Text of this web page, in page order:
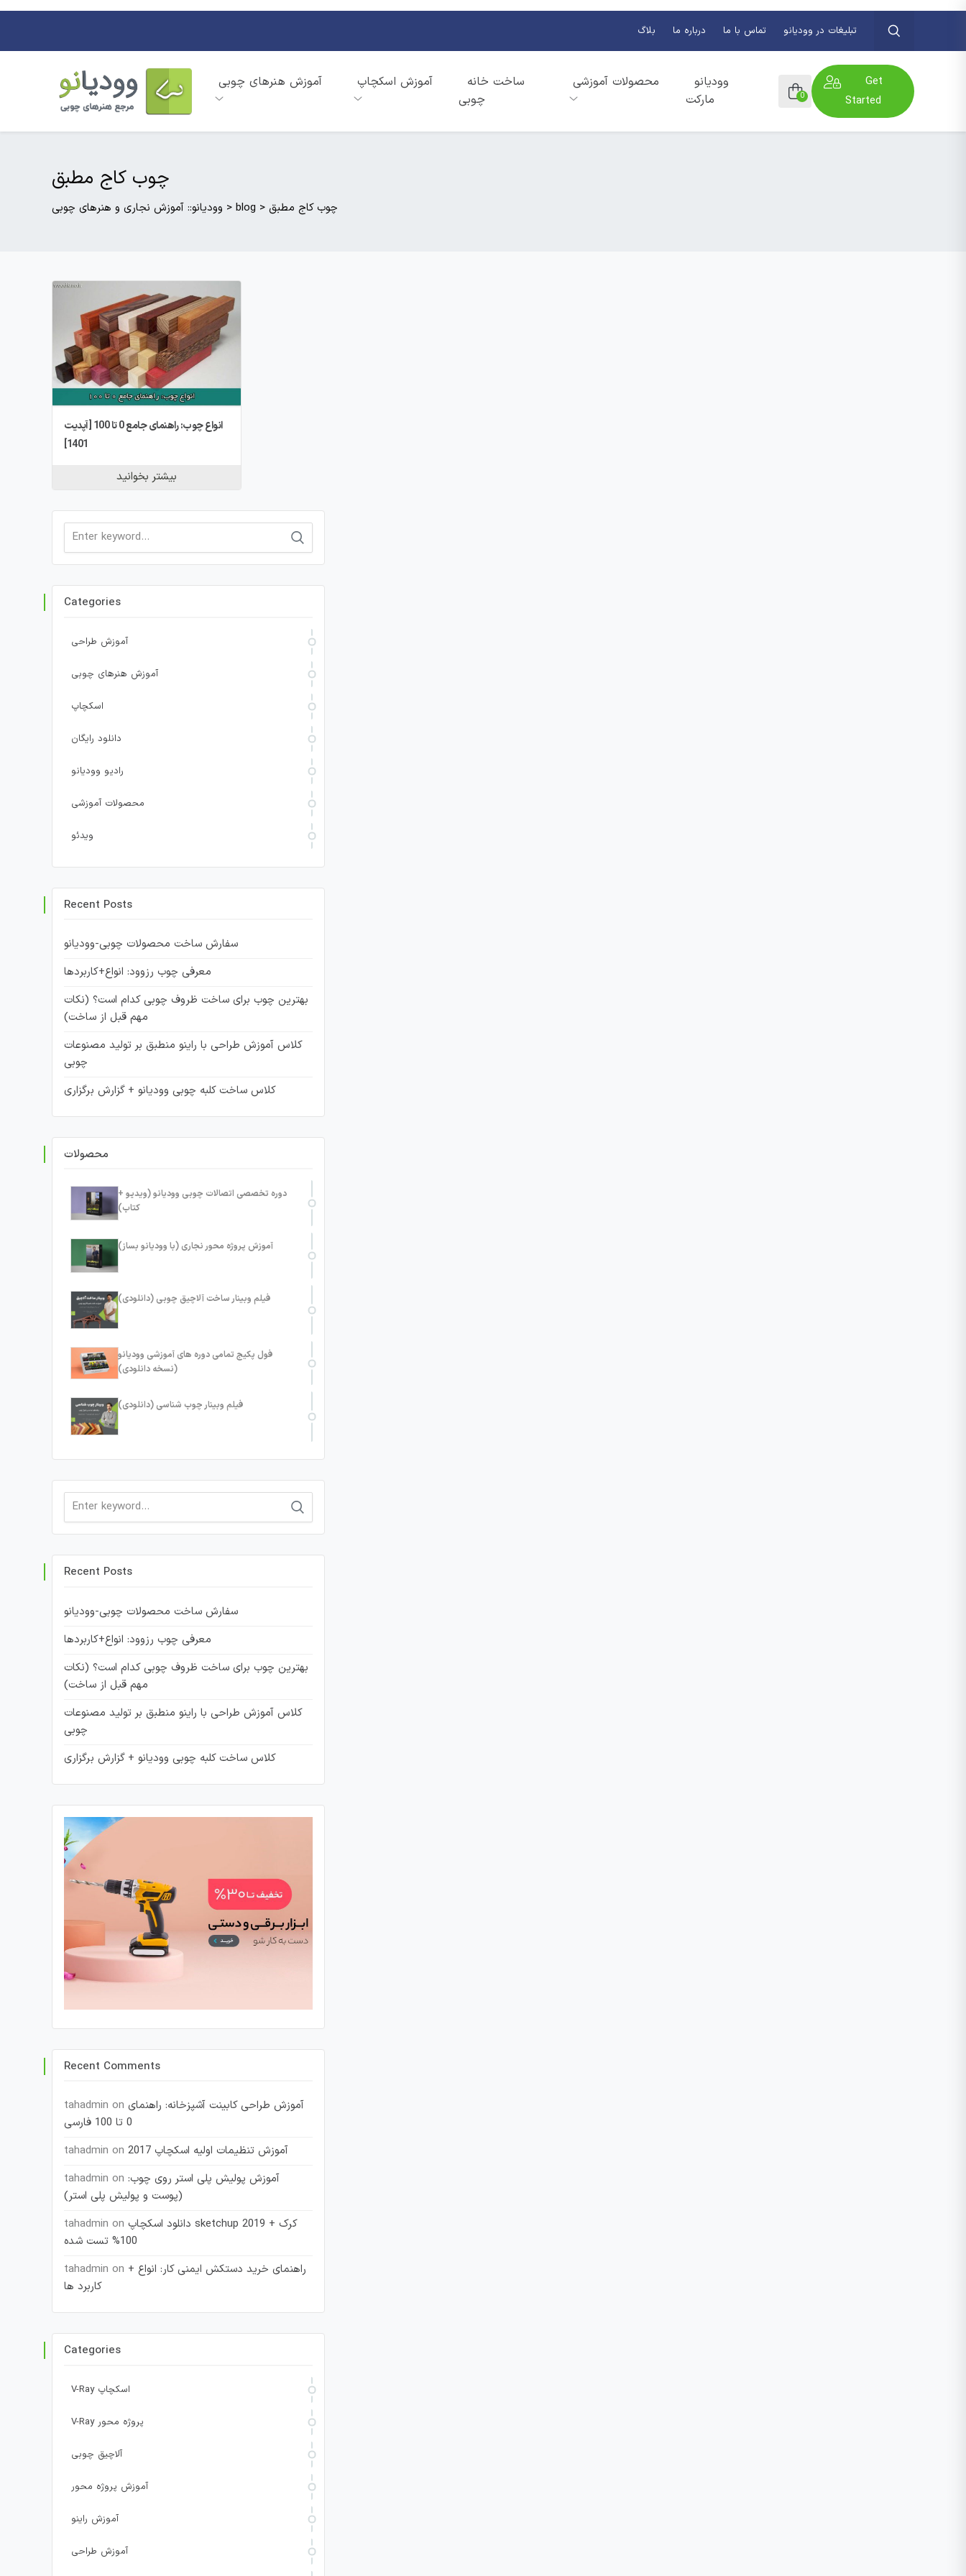
بلاگ درباره ما تماس با ما تبلیغات در وودیانو
آموزش هنرهای چوبی آموزش اسکچاپ
ساخت خانه
چوبی
محصولات آموزشی
وودیانو
مارکت
0
Get
Started
چوب کاج مطبق
وودیانو:: آموزش نجاری و هنرهای چوبی > blog > چوب کاج مطبق
انواع چوب: راهنمای جامع 0 تا 100 [آپدیت
1401]
بیشتر بخوانید
Search
Categories
آموزش طراحی
آموزش هنرهای چوبی
اسکچاپ
دانلود رایگان
رادیو وودیانو
محصولات آموزشی
ویدئو
Recent Posts
سفارش ساخت محصولات چوبی-وودیانو
معرفی چوب رزوود: انواع+کاربردها
بهترین چوب برای ساخت ظروف چوبی کدام است؟ (نکات
مهم قبل از ساخت)
کلاس آموزش طراحی با راینو منطبق بر تولید مصنوعات
چوبی
کلاس ساخت کلبه چوبی وودیانو + گزارش برگزاری
محصولات
دوره تخصصی اتصالات چوبی وودیانو (ویدیو +
کتاب)
آموزش پروژه محور نجاری (با وودیانو بساز)
فیلم وبینار ساخت آلاچیق چوبی (دانلودی)
فول پکیج تمامی دوره های آموزشی وودیانو
(نسخه دانلودی)
فیلم وبینار چوب شناسی (دانلودی)
Search
Recent Posts
سفارش ساخت محصولات چوبی-وودیانو
معرفی چوب رزوود: انواع+کاربردها
بهترین چوب برای ساخت ظروف چوبی کدام است؟ (نکات
مهم قبل از ساخت)
کلاس آموزش طراحی با راینو منطبق بر تولید مصنوعات
چوبی
کلاس ساخت کلبه چوبی وودیانو + گزارش برگزاری
Recent Comments
tahadmin on آموزش طراحی کابینت آشپزخانه: راهنمای
0 تا 100 فارسی
tahadmin on
آموزش تنظیمات اولیه اسکچاپ 2017
tahadmin on آموزش پولیش پلی استر روی چوب:
(پوست و پولیش پلی استر)
tahadmin on دانلود اسکچاپ sketchup 2019 + کرک
100% تست شده
tahadmin on راهنمای خرید دستکش ایمنی کار: انواع +
کاربرد ها
Categories
V-Ray اسکچاپ
V-Ray پروژه محور
آلاچیق چوبی
آموزش پروژه محور
آموزش راینو
آموزش طراحی